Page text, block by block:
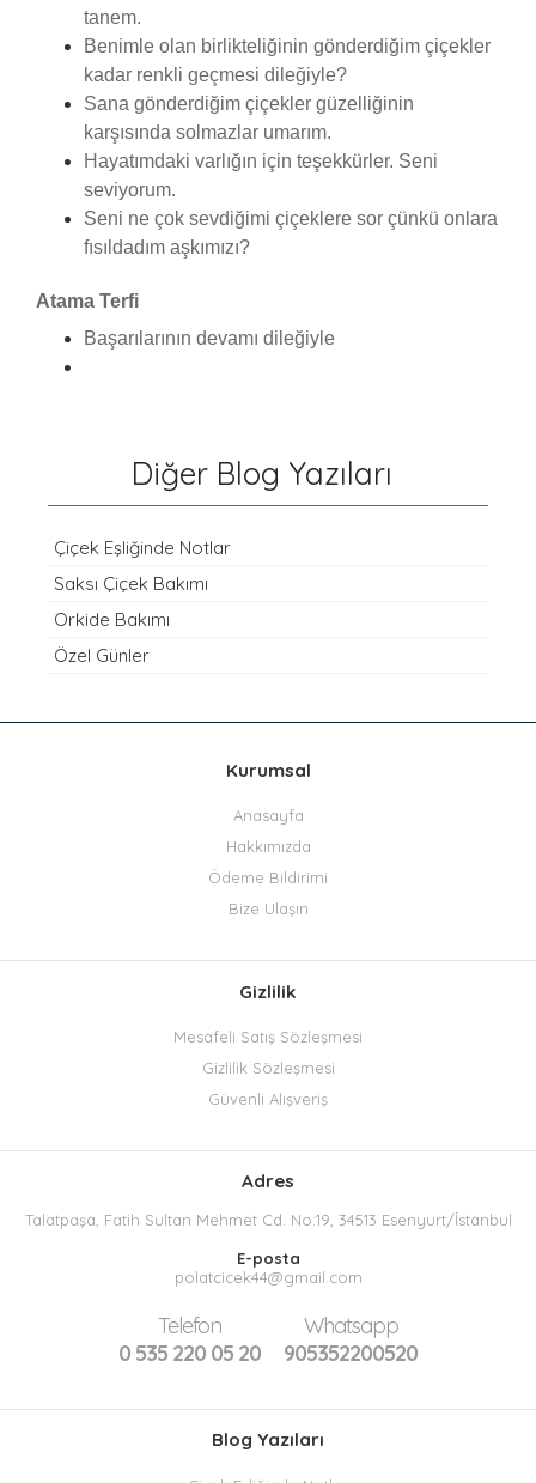
tanem.
Benimle olan birlikteliğinin gönderdiğim çiçekler
kadar renkli geçmesi dileğiyle?
Sana gönderdiğim çiçekler güzelliğinin
karşısında solmazlar umarım.
Hayatımdaki varlığın için teşekkürler. Seni
seviyorum.
Seni ne çok sevdiğimi çiçeklere sor çünkü onlara
fısıldadım aşkımızı?
Atama Terfi
Başarılarının devamı dileğiyle
Diğer Blog Yazıları
Çiçek Eşliğinde Notlar
Saksı Çiçek Bakımı
Orkide Bakımı
Özel Günler
Kurumsal
Anasayfa
Hakkımızda
Ödeme Bildirimi
Bize Ulaşın
Gizlilik
Mesafeli Satış Sözleşmesi
Gizlilik Sözleşmesi
Güvenli Alışveriş
Adres
Talatpaşa, Fatih Sultan Mehmet Cd. No:19, 34513 Esenyurt/İstanbul
E-posta
polatcicek44@gmail.com
Telefon
0 535 220 05 20
Whatsapp
905352200520
Blog Yazıları